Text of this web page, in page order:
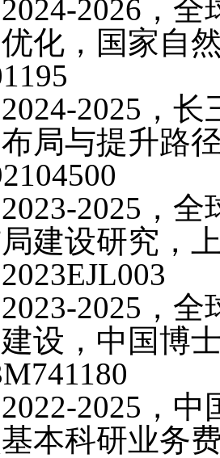
2024-2026 ，全
化，国家自
2025 ，
局与提升路
2025 ，全
建设研究，
2023EJL003
2025 ，
设，中国博
2025 ，
本科研业务